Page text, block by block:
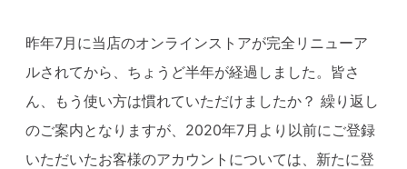
昨年7月に当店のオンラインストアが完全リニューア
ルされてから、ちょうど半年が経過しました。皆さ
ん、もう使い方は慣れていただけましたか？ 繰り返し
のご案内となりますが、2020年7月より以前にご登録
いただいたお客様のアカウントについては、新たに登